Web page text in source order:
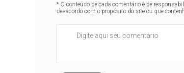
* O conteúdo de cada comentário é de
desacordo com o propósito do site ou que